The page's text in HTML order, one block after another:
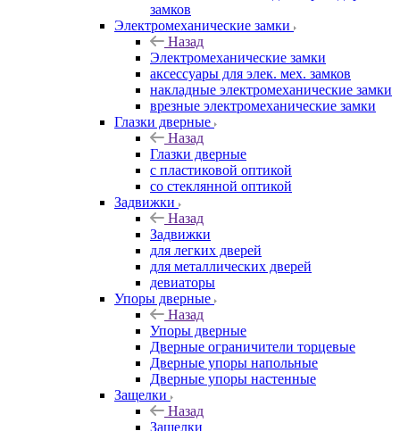
замков
Электромеханические замки
Назад
Электромеханические замки
аксессуары для элек. мех. замков
накладные электромеханические замки
врезные электромеханические замки
Глазки дверные
Назад
Глазки дверные
с пластиковой оптикой
со стеклянной оптикой
Задвижки
Назад
Задвижки
для легких дверей
для металлических дверей
девиаторы
Упоры дверные
Назад
Упоры дверные
Дверные ограничители торцевые
Дверные упоры напольные
Дверные упоры настенные
Защелки
Назад
Защелки